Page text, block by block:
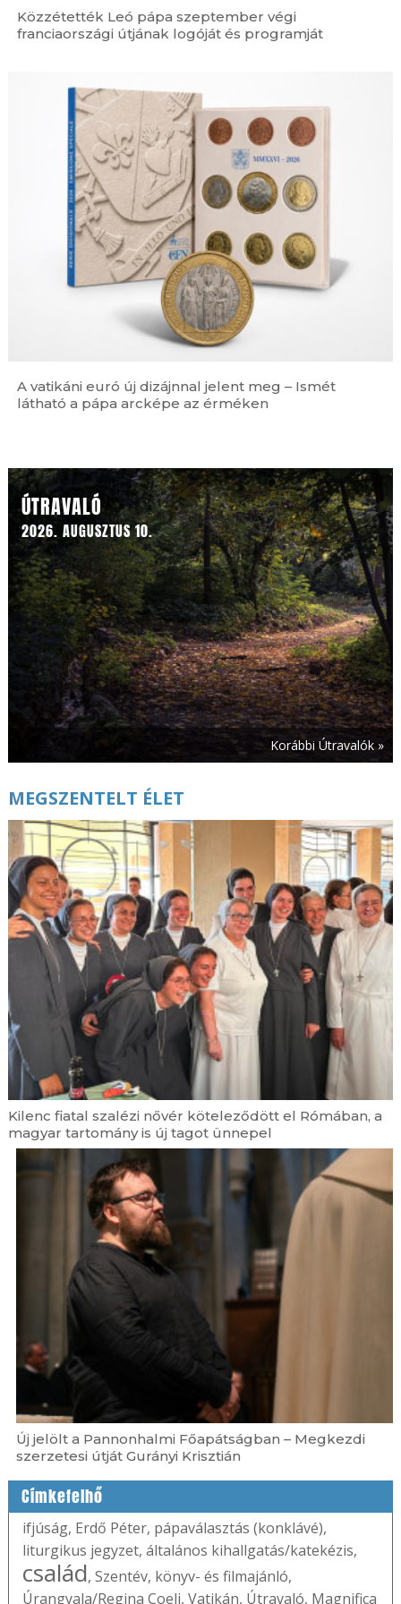
Közzétették Leó pápa szeptember végi
franciaországi útjának logóját és programját
A vatikáni euró új dizájnnal jelent meg – Ismét
látható a pápa arcképe az érméken
ÚTRAVALÓ
2026. AUGUSZTUS 10.
Korábbi Útravalók »
MEGSZENTELT ÉLET
Kilenc fiatal szalézi nővér köteleződött el Rómában, a
magyar tartomány is új tagot ünnepel
Új jelölt a Pannonhalmi Főapátságban – Megkezdi
szerzetesi útját Gurányi Krisztián
Címkefelhő
ifjúság, Erdő Péter, pápaválasztás (konklávé),
liturgikus jegyzet, általános kihallgatás/katekézis,
család, Szentév, könyv- és filmajánló,
Úrangyala/Regina Coeli, Vatikán, Útravaló, Magnifica